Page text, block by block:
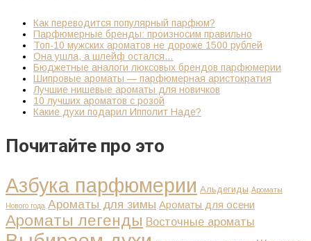
Как переводится популярный парфюм?
Парфюмерные бренды: произносим правильно
Топ-10 мужских ароматов не дороже 1500 рублей
Она ушла, а шлейф остался…
Бюджетные аналоги люксовых брендов парфюмерии
Шипровые ароматы — парфюмерная аристократия
Лучшие нишевые ароматы для новичков
10 лучших ароматов с розой
Какие духи подарил Ипполит Наде?
Почитайте про это
Азбука парфюмерии Альдегиды Ароматы
Нового года Ароматы для зимы Ароматы для осени
Ароматы легенды Восточные ароматы